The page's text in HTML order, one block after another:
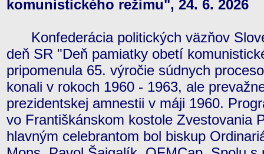
komunistického režimu", 24. 6. 2026
Konfederácia politických väzňov
deň SR "Deň pamiatky obetí
pripomenula 65. výročie súdnych
konali v rokoch 1960 - 1963, ale
prezidentskej amnestii v máji 1960.
vo Františkánskom kostole Zvestovania
hlavným celebrantom bol biskup